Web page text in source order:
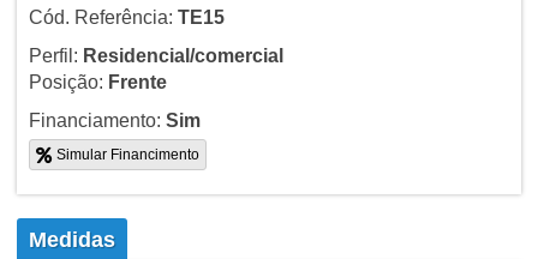
Cód. Referência: TE15
Perfil: Residencial/comercial
Posição: Frente
Financiamento: Sim
Simular Financimento
Medidas